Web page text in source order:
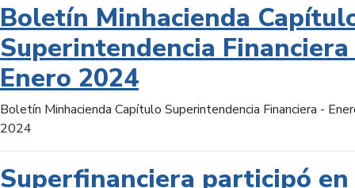
Boletín Minhacienda
Superintendencia
Enero 2024
Boletín Minhacienda Capítulo Superintendencia Financiera -
2024
Superfinanciera participó